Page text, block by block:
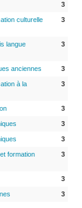
3
culturelle
3
langue
3
anciennes 3
à la
3
3
3
3
formation
3
3
3